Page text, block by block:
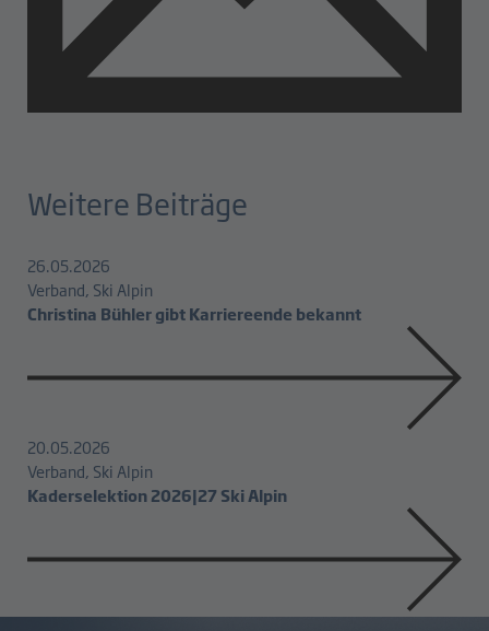
Weitere Beiträge
26.05.2026
Verband, Ski Alpin
Christina Bühler gibt Karriereende bekannt
20.05.2026
Verband, Ski Alpin
Kaderselektion 2026|27 Ski Alpin